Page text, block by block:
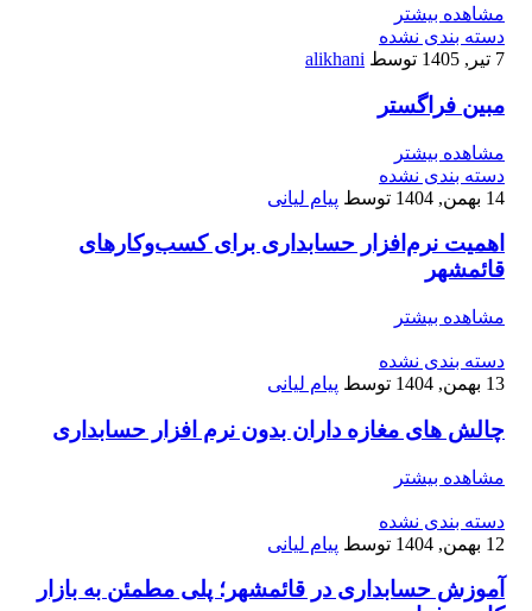
مشاهده بیشتر
دسته بندی نشده
7 تیر, 1405
توسط alikhani
مبین فراگستر
مشاهده بیشتر
دسته بندی نشده
14 بهمن, 1404
توسط پیام لیانی
اهمیت نرم‌افزار حسابداری برای کسب‌وکارهای
قائمشهر
مشاهده بیشتر
دسته بندی نشده
13 بهمن, 1404
توسط پیام لیانی
چالش های مغازه داران بدون نرم افزار حسابداری
مشاهده بیشتر
دسته بندی نشده
12 بهمن, 1404
توسط پیام لیانی
آموزش حسابداری در قائمشهر؛ پلی مطمئن به بازار